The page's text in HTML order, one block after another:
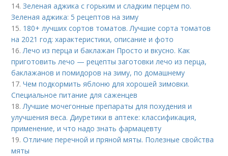
14.Зеленая аджика с горьким и сладким перцем по.
Зеленая аджика: 5 рецептов на зиму
15. 180+ лучших сортов томатов. Лучшие сорта томатов
на 2021 год: характеристики, описание и фото
16. Лечо из перца и баклажан Просто и вкусно. Как
приготовить лечо — рецепты заготовки лечо из перца,
баклажанов и помидоров на зиму, по домашнему
17.Чем подкормить яблоню для хорошей зимовки.
Специальное питание для саженцев
18. Лучшие мочегонные препараты для похудения и
улучшения веса. Диуретики в аптеке: классификация,
применение, и что надо знать фармацевту
19.Отличие перечной и пряной мяты. Полезные свойства
мяты